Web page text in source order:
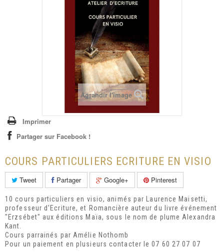
PROGRAMMATION TOUT PUBLIC
COURS & ATELIERS
Agrandir l'image
Imprimer
Partager sur Facebook !
COURS PARTICULIERS ECRITURE EN VISIO
Tweet Partager Google+ Pinterest
10 cours particuliers en visio, animés par Laurence Maisetti,
professeur d'Ecriture, et Romancière auteur du livre événement
"Erzsébet" aux éditions Maïa, sous le nom de plume Alexandra
Kant.
Cours parrainés par Amélie Nothomb
Pour un paiement en plusieurs contacter le 07 60 27 07 07